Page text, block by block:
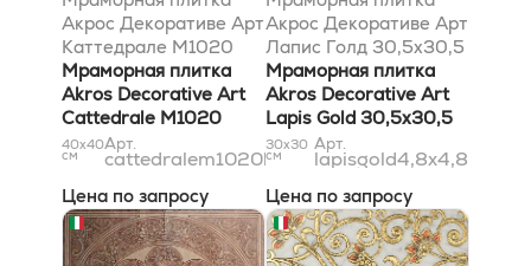
Акрос Декоративе Арт
Каттедрале M1020
Боттичино 40x40
Мраморная плитка
Akros Decorative Art
Cattedrale M1020
Botticino 40x40
40x40
см
Арт.
cattedralem1020botticino40x40
Цена по запросу
Акрос Декоративе Арт
Лапис Голд 30,5x30,5
Мраморная плитка
Akros Decorative Art
Lapis Gold 30,5x30,5
30x30
см
Арт.
lapisgold4,8x4,8
Цена по запросу